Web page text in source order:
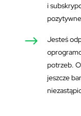
i
$
Jesteś
potrzeb.
jeszcze